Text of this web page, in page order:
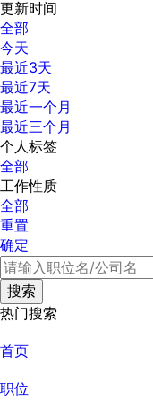
更新时间
全部
今天
最近3天
最近7天
最近一个月
最近三个月
个人标签
全部
工作性质
全部
重置
确定
热门搜索
首页
职位